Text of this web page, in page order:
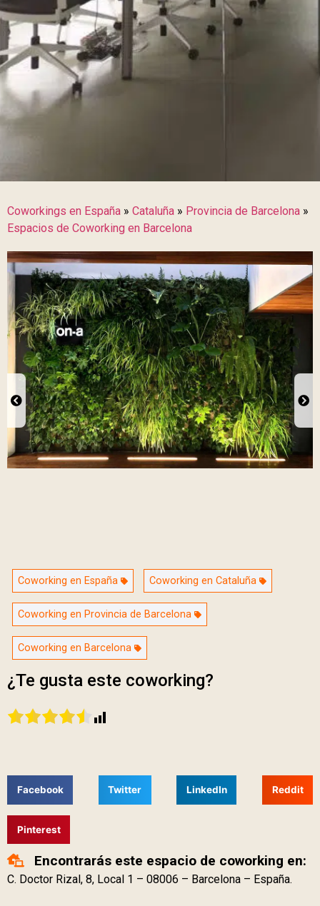
Coworkings en España » Cataluña » Provincia de Barcelona »
Espacios de Coworking en Barcelona
Coworking en España Coworking en Cataluña
Coworking en Provincia de Barcelona
Coworking en Barcelona
¿Te gusta este coworking?
Facebook Twitter LinkedIn Reddit
Pinterest
Encontrarás este espacio de coworking en:
C. Doctor Rizal, 8, Local 1 – 08006 – Barcelona – España.